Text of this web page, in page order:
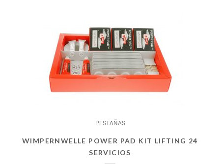
PESTAÑAS
WIMPERNWELLE POWER PAD KIT LIFTING 24
SERVICIOS